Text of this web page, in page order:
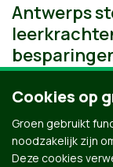
Antwerps
Cookies op
Groen gebruikt
noodzakelijk zijn
Deze cookies